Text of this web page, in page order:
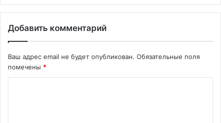
Добавить комментарий
Ваш адрес email не будет опубликован. Обязательные поля
помечены *